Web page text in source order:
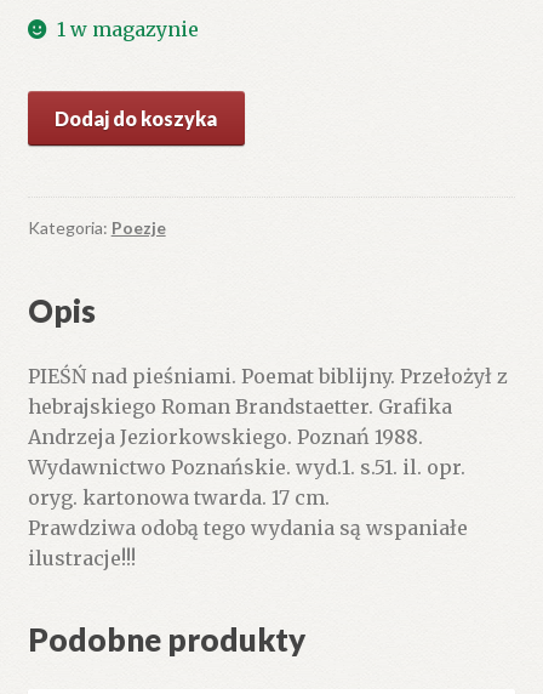
1 w magazynie
PIEŚŃ
pieśniami.
Poemat
Dodaj do koszyka
Kategoria: Poezje
Opis
PIEŚŃ nad pieśniami. Poemat biblijny. Przełożył z
hebrajskiego Roman Brandstaetter. Grafika
Andrzeja Jeziorkowskiego. Poznań 1988.
Wydawnictwo Poznańskie. wyd.1. s.51. il. opr.
oryg. kartonowa twarda. 17 cm.
Prawdziwa odobą tego wydania są wspaniałe
ilustracje!!!
Podobne produkty